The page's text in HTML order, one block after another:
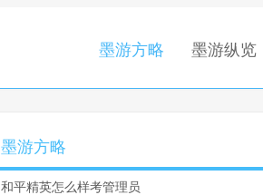
墨游方略 墨游纵览
墨游方略
和平精英怎么样考管理员